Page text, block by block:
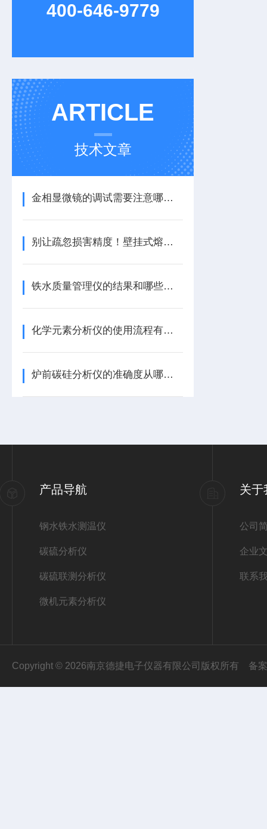
400-646-9779
ARTICLE
技术文章
金相显微镜的调试需要注意哪些细节
别让疏忽损害精度！壁挂式熔炼测温仪的正确保养方法
铁水质量管理仪的结果和哪些方面有关
化学元素分析仪的使用流程有几步
炉前碳硅分析仪的准确度从哪些方面提升
产品导航
钢水铁水测温仪
碳硫分析仪
碳硫联测分析仪
微机元素分析仪
关于
公司
企业
联系
Copyright © 2026南京德捷电子仪器有限公司版权所有 备